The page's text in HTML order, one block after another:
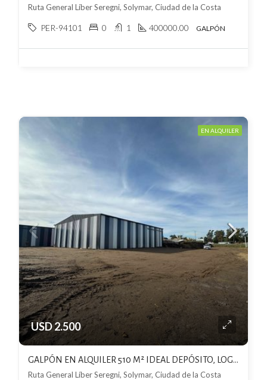
Ruta General Líber Seregni, Solymar, Ciudad de la Costa
PER-94101 0 1 400000.00 GALPÓN
EN ALQUILER
USD 2.500
GALPÓN EN ALQUILER 510 M² IDEAL DEPÓSITO, LOGÍSTICA O INDUSTRIA
Ruta General Líber Seregni, Solymar, Ciudad de la Costa